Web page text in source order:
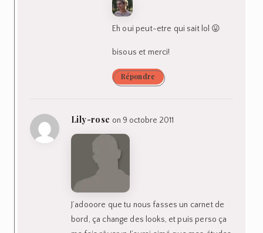
Eh oui peut-etre qui sait lol 😛
bisous et merci!
Répondre
Lily-rose on 9 octobre 2011
J’adooore que tu nous fasses un carnet de
bord, ça change des looks, et puis perso ça